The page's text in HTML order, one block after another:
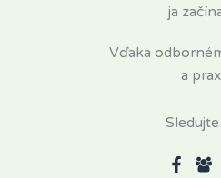
ja
Vďaka
a
Sledujte